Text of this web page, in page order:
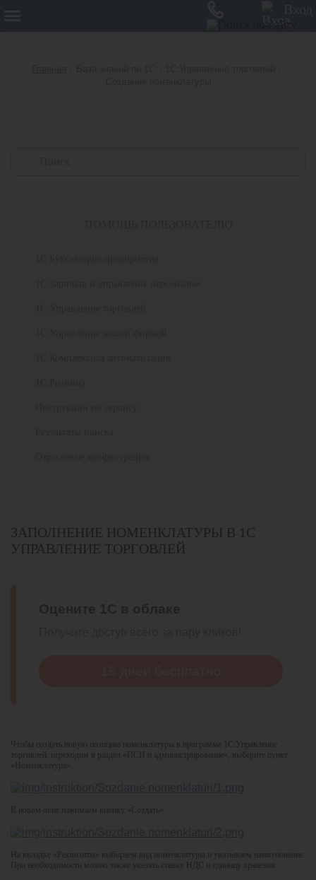
ЗАПОЛНЕНИЕ НОМЕНКЛАТУРЫ В 1С
УПРАВЛЕНИЕ ТОРГОВЛЕЙ
Чтобы создать новую позицию номенклатуры в программе 1С:Управление
торговлей, переходим в раздел «НСИ и администрирование», выберите пункт
«Номенклатура».
В новом окне нажимаем кнопку «Создать».
На вкладке «Реквизиты» выбираем вид номенклатуры и указываем наименование.
При необходимости можно также указать ставку НДС и единицу хранения.